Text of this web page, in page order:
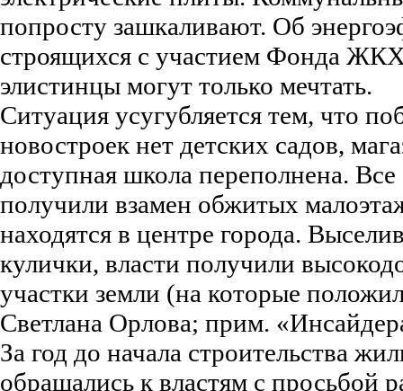
попросту зашкаливают. Об
строящихся с участием Фонда
элистинцы могут только мечтать.
Ситуация усугубляется тем, что
новостроек нет детских садов,
доступная школа переполнена.
получили взамен обжитых
находятся в центре города.
кулички, власти получили
участки земли (на которые
Светлана Орлова; прим.
За год до начала строительства
обращались к властям с просьбой